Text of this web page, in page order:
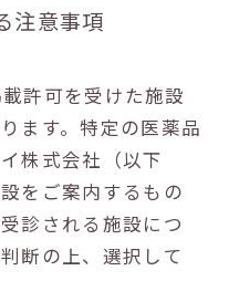
注意事項
許可を受けた施設
ます。特定の医薬品
株式会社（以下
をご案内するもの
診される施設につ
断の上、選択して